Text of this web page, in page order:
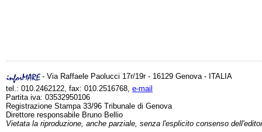
- Via Raffaele Paolucci 17r/19r - 16129 Genova - ITALIA
tel.: 010.2462122, fax: 010.2516768, e-mail
Partita iva: 03532950106
Registrazione Stampa 33/96 Tribunale di Genova
Direttore responsabile Bruno Bellio
Vietata la riproduzione, anche parziale, senza l'esplicito consenso